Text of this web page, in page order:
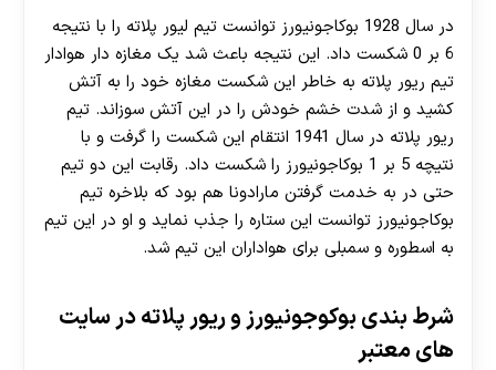
در سال 1928 بوکاجونیورز توانست تیم لیور پلاته را با نتیجه
6 بر 0 شکست داد. این نتیجه باعث شد یک مغازه دار هوادار
تیم ریور پلاته به خاطر این شکست مغازه خود را به آتش
کشید و از شدت خشم خودش را در این آتش سوزاند. تیم
ریور پلاته در سال 1941 انتقام این شکست را گرفت و با
نتیچه 5 بر 1 بوکاجونیورز را شکست داد. رقابت این دو تیم
حتی در به خدمت گرفتن مارادونا هم بود که بلاخره تیم
بوکاجونیورز توانست این ستاره را جذب نماید و او در این تیم
به اسطوره و سمبلی برای هواداران این تیم شد.
شرط بندی بوکوجونیورز و ریور پلاته در سایت
های معتبر